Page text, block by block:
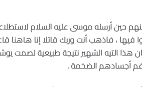
حين أرسله موسى عليه السلام
وبين القوم الفاسقين ) المائدة 25 . فكان هذا التيه
أجسادهم الضخمة .